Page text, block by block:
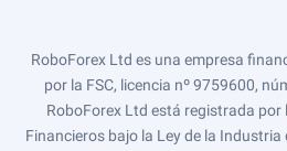
RoboForex Ltd es una empresa
por la FSC, licencia nº 9759600,
RoboForex Ltd está registrada por
Financieros bajo la Ley de la